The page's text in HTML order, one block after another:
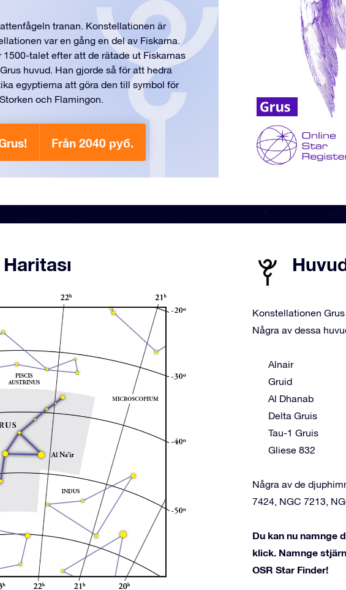
tranan. Konstellationen är
var en gång en del av Fiskarna.
talet efter att de rätade ut Fiskarnas
huvud. Han gjorde så för att hedra
egyptierna att göra den till symbol för
och Flamingon.
Från 2040 руб.
Haritası
Konstellationen
Några av dessa
Alnair
Gruid
Al Dhanab
Delta Gruis
Tau-1 Gruis
Gliese 832
Några av de
7424, NGC 7213,
Du kan nu namnge
klick. Namnge
OSR Star Finder!